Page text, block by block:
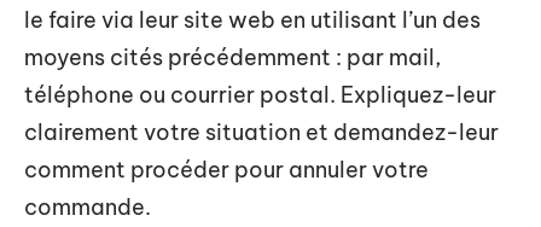
le faire via leur site web en utilisant l’un des
moyens cités précédemment : par mail,
téléphone ou courrier postal. Expliquez-leur
clairement votre situation et demandez-leur
comment procéder pour annuler votre
commande.